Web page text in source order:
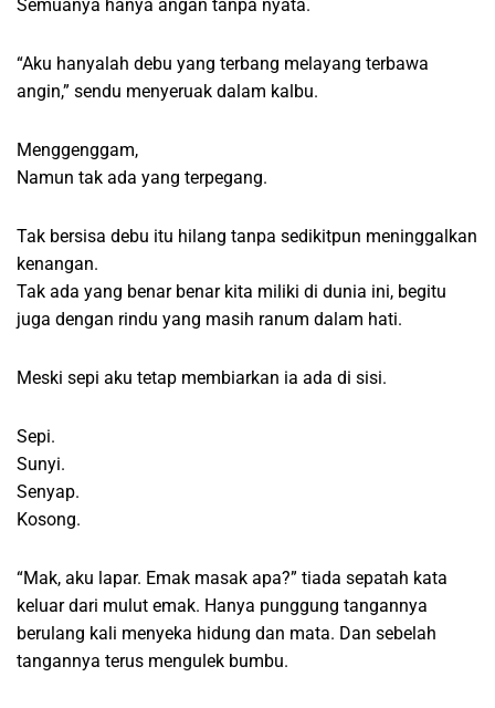
Semuanya hanya angan tanpa nyata.
“Aku hanyalah debu yang terbang melayang terbawa
angin,” sendu menyeruak dalam kalbu.
Menggenggam,
Namun tak ada yang terpegang.
Tak bersisa debu itu hilang tanpa sedikitpun meninggalkan
kenangan.
Tak ada yang benar benar kita miliki di dunia ini, begitu
juga dengan rindu yang masih ranum dalam hati.
Meski sepi aku tetap membiarkan ia ada di sisi.
Sepi.
Sunyi.
Senyap.
Kosong.
“Mak, aku lapar. Emak masak apa?” tiada sepatah kata
keluar dari mulut emak. Hanya punggung tangannya
berulang kali menyeka hidung dan mata. Dan sebelah
tangannya terus mengulek bumbu.